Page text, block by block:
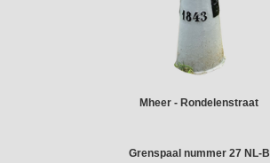
Mheer - Rondelenstraat
Grenspaal nummer 27 NL-B